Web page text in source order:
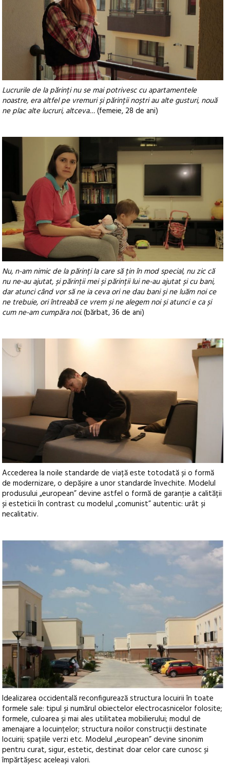
Lucrurile de la părinți nu se mai potrivesc cu apartamentele
noastre, era altfel pe vremuri și părinții noștri au alte gusturi, nouă
ne plac alte lucruri, altceva…(femeie, 28 de ani)
Nu, n-am nimic de la părinți la care să țin în mod special, nu zic că
nu ne-au ajutat, și părinții mei și părinții lui ne-au ajutat și cu bani,
dar atunci când vor să ne ia ceva ori ne dau bani și ne luăm noi ce
ne trebuie, ori întreabă ce vrem și ne alegem noi și atunci e ca și
cum ne-am cumpăra noi.(bărbat, 36 de ani)
Accederea la noile standarde de viață este totodată și o formă
de modernizare, o depășire a unor standarde învechite. Modelul
produsului „european” devine astfel o formă de garanție a calității
și esteticii în contrast cu modelul „comunist” autentic: urât și
necalitativ.
Idealizarea occidentală reconfigurează structura locuirii în toate
formele sale: tipul și numărul obiectelor electrocasnicelor folosite;
formele, culoarea și mai ales utilitatea mobilierului; modul de
amenajare a locuințelor; structura noilor construcții destinate
locuirii; spațiile verzi etc. Modelul „european” devine sinonim
pentru curat, sigur, estetic, destinat doar celor care cunosc și
împărtășesc aceleași valori.